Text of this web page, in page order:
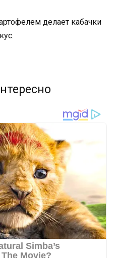
делает кабачки